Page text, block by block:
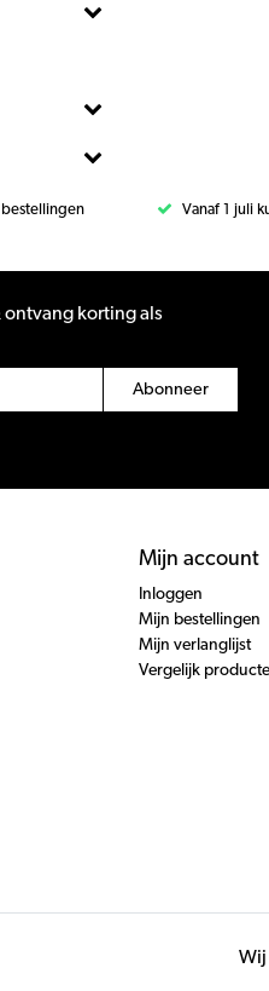
Vanaf 1 juli
ontvang korting als
Abonneer
Mijn account
Inloggen
Mijn bestellingen
Mijn verlanglijst
Vergelijk
Wij